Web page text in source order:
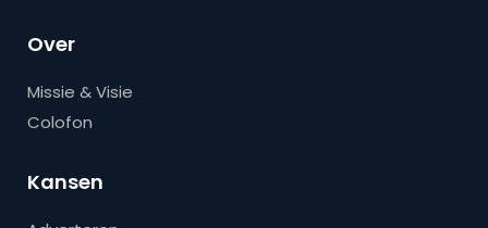
Over
Missie & Visie
Colofon
Kansen